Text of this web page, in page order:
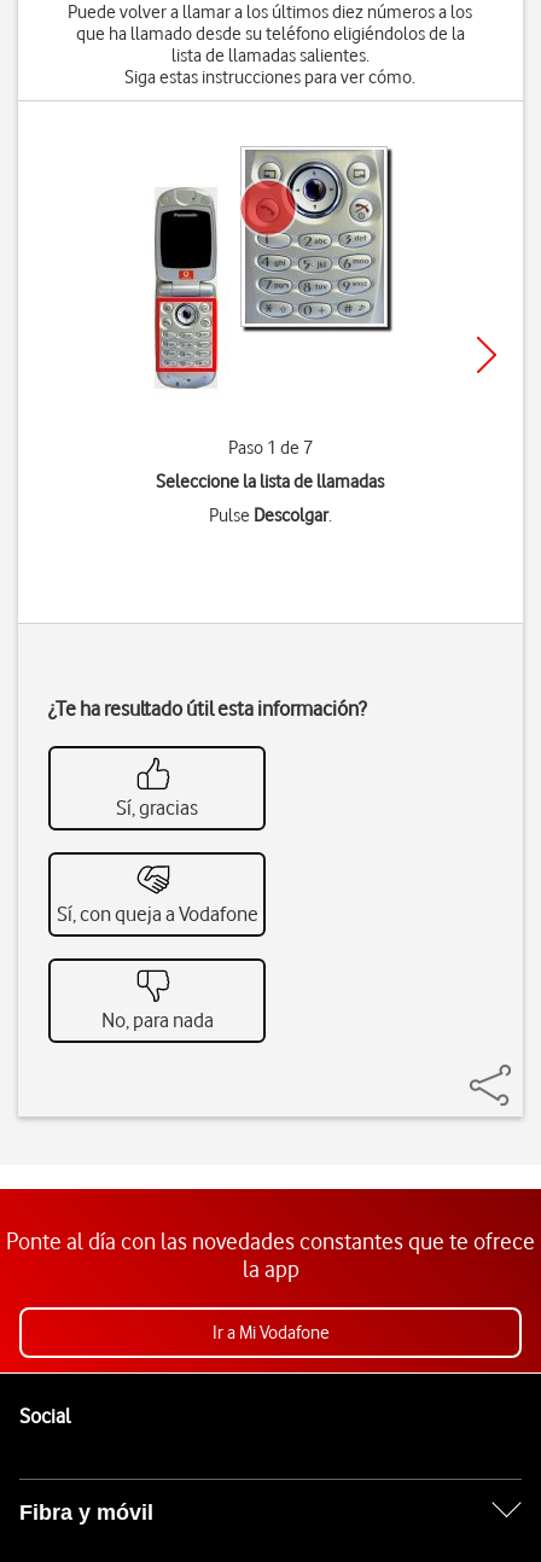
Puede volver a llamar a los últimos diez números a los
que ha llamado desde su teléfono eligiéndolos de la
lista de llamadas salientes.
Siga estas instrucciones para ver cómo.
Paso 1 de 7
Seleccione la lista de llamadas
Pulse Descolgar.
¿Te ha resultado útil esta información?
Sí, gracias
Sí, con queja a Vodafone
No, para nada
Ponte al día con las novedades constantes que te ofrece
la app
Ir a Mi Vodafone
SocialEnlaces a las redes sociales de Vodafone
Fibra y móvil